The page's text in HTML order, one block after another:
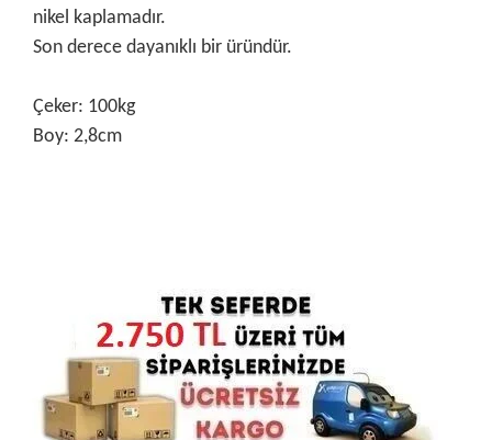
nikel kaplamadır.
Son derece dayanıklı bir üründür.
Çeker: 100kg
Boy: 2,8cm
Yorum Yaz
Görüş ve önerileriniz için teşekkür ederiz.
Ürün resmi kalitesiz, bozuk veya görüntülenemiyor.
Ürün açıklamasında eksik bilgiler bulunuyor.
Ürün bilgilerinde hatalar bulunuyor.